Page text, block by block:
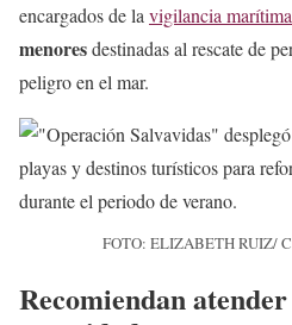
encargados de la vigilancia marítima
menoresdestinadas al rescate de
peligro en el mar.
FOTO: ELIZABETH RUIZ/
Recomiendan